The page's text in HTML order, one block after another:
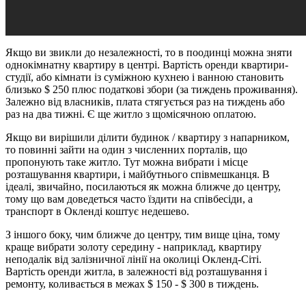
Якщо ви звикли до незалежності, то в поодинці можна зняти
однокімнатну квартиру в центрі. Вартість оренди квартири-
студії, або кімнати із суміжною кухнею і ванною становить
близько $ 250 плюс податкові збори (за тиждень проживання).
Залежно від власників, плата стягується раз на тиждень або
раз на два тижні. Є ще житло з щомісячною оплатою.
Якщо ви вирішили ділити будинок / квартиру з напарником,
то повинні зайти на один з численних порталів, що
пропонують таке житло. Тут можна вибрати і місце
розташування квартири, і майбутнього співмешканця. В
ідеалі, звичайно, посилаються як можна ближче до центру,
тому що вам доведеться часто їздити на співбесіди, а
транспорт в Окленді коштує недешево.
З іншого боку, чим ближче до центру, тим вище ціна, тому
краще вибрати золоту середину - наприклад, квартиру
неподалік від залізничної лінії на околиці Окленд-Сіті.
Вартість оренди житла, в залежності від розташування і
ремонту, коливається в межах $ 150 - $ 300 в тиждень.